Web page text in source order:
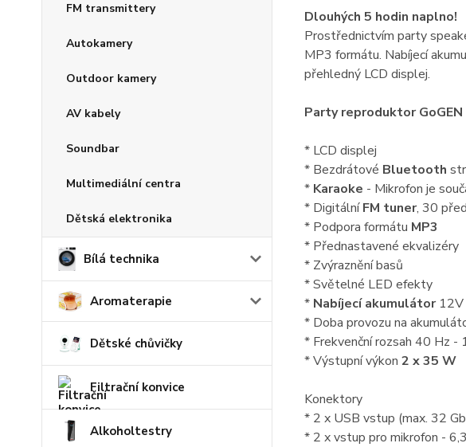
FM transmittery
Autokamery
Outdoor kamery
AV kabely
Soundbar
Multimediální centra
Dětská elektronika
Bílá technika
Aromaterapie
Dětské chůvičky
Filtrační konvice
Alkoholtestry
Dlouhých 5 hodin naplno!
Prostřednictvím party
MP3 formátu. Nabíjecí
přehledný LCD displej.
Party reproduktor
* LCD displej
* Bezdrátové Bluetooth
* Karaoke - Mikrofon je
* DigitálníFM tuner, 30
* Podpora formátu MP3
* Přednastavené ekvalizéry
* Zvýraznění basů
* Světelné LED efekty
* Nabíjecí akumulátor
* Doba provozu na
* Frekvenční rozsah 40 Hz -
* Výstupní výkon 2 x 35 W
Konektory
* 2 x USB vstup (max. 32
* 2 x vstup pro mikrofon -